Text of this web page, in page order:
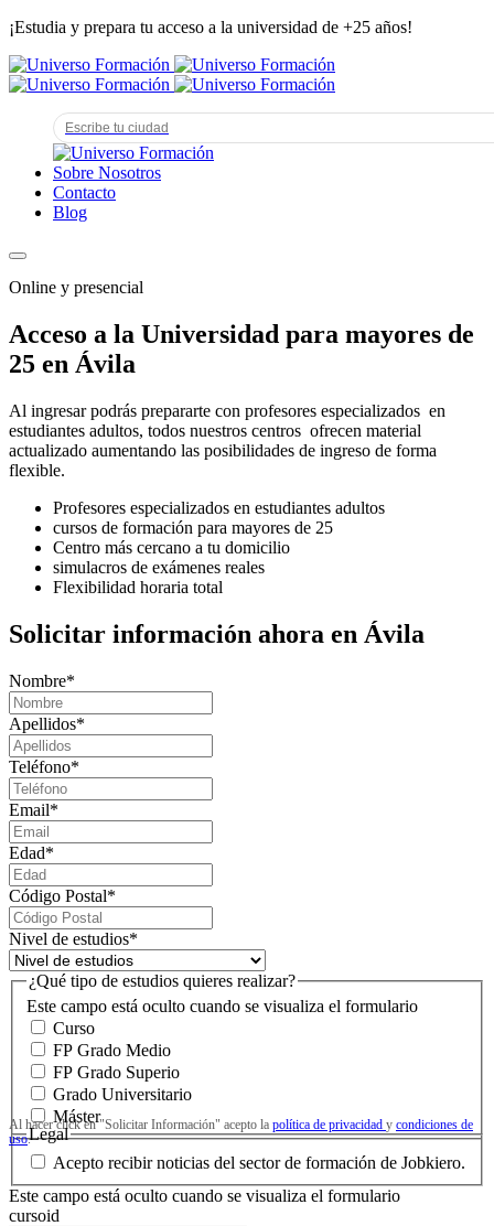
¡Estudia y prepara tu acceso a la universidad de +25 años!
Sobre Nosotros
Contacto
Blog
Online y presencial
Acceso a la Universidad para mayores de
25 en Ávila
Al ingresar podrás prepararte con profesores especializados en
estudiantes adultos, todos nuestros centros ofrecen material
actualizado aumentando las posibilidades de ingreso de forma
flexible.
Profesores especializados en estudiantes adultos
cursos de formación para mayores de 25
Centro más cercano a tu domicilio
simulacros de exámenes reales
Flexibilidad horaria total
Solicitar información ahora en Ávila
Nombre*
Apellidos*
Teléfono*
Email*
Edad*
Código Postal*
Nivel de estudios*
Este campo está oculto cuando se visualiza el formulario
¿Qué tipo de estudios quieres realizar?
Curso
FP Grado Medio
FP Grado Superio
Grado Universitario
Máster
Al hacer click en "Solicitar Información" acepto la política de privacidad y condiciones de
uso.Legal
Acepto recibir noticias del sector de formación de Jobkiero.
Este campo está oculto cuando se visualiza el formulario
cursoid